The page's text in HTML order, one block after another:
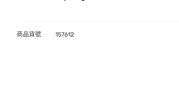
商品貨號 157612